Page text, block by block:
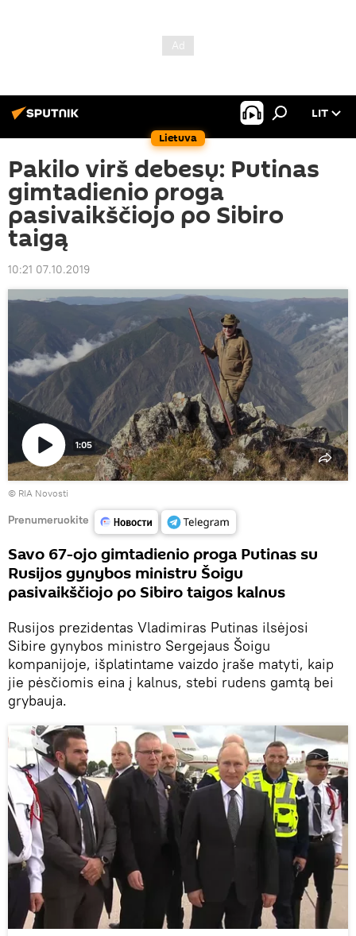
Lietuva
LIT
Pakilo virš debesų: Putinas
gimtadienio proga
pasivaikščiojo po Sibiro
taigą
10:21 07.10.2019
Paleisti
vaizdo
įrašą
1:05
© RIA Novosti
Prenumeruokite
Savo 67-ojo gimtadienio proga Putinas su
Rusijos gynybos ministru Šoigu
pasivaikščiojo po Sibiro taigos kalnus
Rusijos prezidentas Vladimiras Putinas ilsėjosi
Sibire gynybos ministro Sergejaus Šoigu
kompanijoje, išplatintame vaizdo įraše matyti, kaip
jie pėsčiomis eina į kalnus, stebi rudens gamtą bei
grybauja.